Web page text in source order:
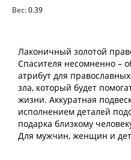
Вес:0.39
Лаконичный золотой
Спасителя несомненно –
атрибут для
зла, который будет
жизни. Аккуратная
исполнением деталей
подарка близкому
Для мужчин, женщин и